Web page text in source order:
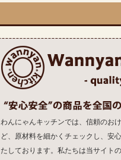
わんにゃんキッチンでは、信頼のお
ど、原材料を細かくチェックし、安
たしております。私たちは当サイト